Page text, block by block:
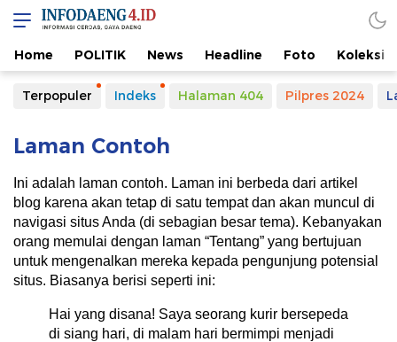
Home POLITIK News Headline Foto Koleksi
Terpopuler Indeks Halaman 404 Pilpres 2024
Laman Contoh
Ini adalah laman contoh. Laman ini berbeda dari artikel
blog karena akan tetap di satu tempat dan akan muncul di
navigasi situs Anda (di sebagian besar tema). Kebanyakan
orang memulai dengan laman “Tentang” yang bertujuan
untuk mengenalkan mereka kepada pengunjung potensial
situs. Biasanya berisi seperti ini:
Hai yang disana! Saya seorang kurir bersepeda
di siang hari, di malam hari bermimpi menjadi